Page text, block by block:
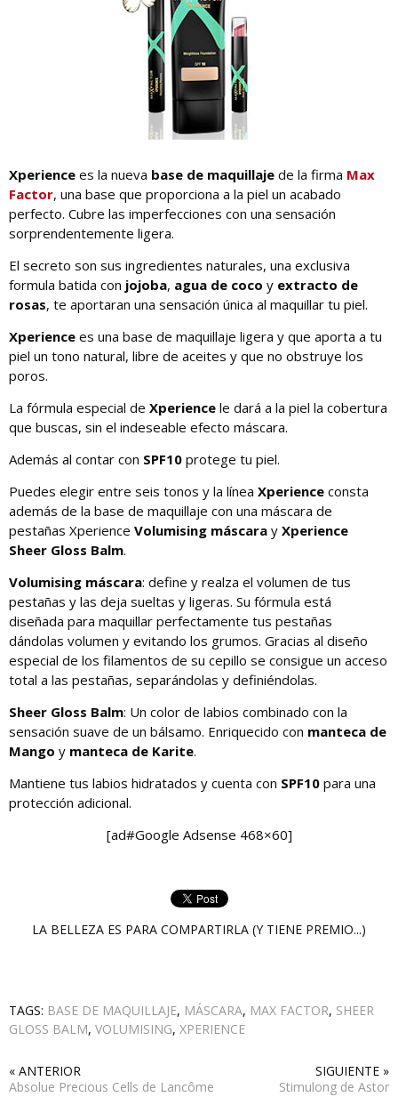
Xperience es la nueva base de maquillaje de la firma Max
Factor, una base que proporciona a la piel un acabado
perfecto. Cubre las imperfecciones con una sensación
sorprendentemente ligera.
El secreto son sus ingredientes naturales, una exclusiva
formula batida con jojoba, agua de coco y extracto de
rosas, te aportaran una sensación única al maquillar tu piel.
Xperience es una base de maquillaje ligera y que aporta a tu
piel un tono natural, libre de aceites y que no obstruye los
poros.
La fórmula especial de Xperience le dará a la piel la cobertura
que buscas, sin el indeseable efecto máscara.
Además al contar con SPF10 protege tu piel.
Puedes elegir entre seis tonos y la línea Xperience consta
además de la base de maquillaje con una máscara de
pestañas Xperience Volumising máscara y Xperience
Sheer Gloss Balm.
Volumising máscara: define y realza el volumen de tus
pestañas y las deja sueltas y ligeras. Su fórmula está
diseñada para maquillar perfectamente tus pestañas
dándolas volumen y evitando los grumos. Gracias al diseño
especial de los filamentos de su cepillo se consigue un acceso
total a las pestañas, separándolas y definiéndolas.
Sheer Gloss Balm: Un color de labios combinado con la
sensación suave de un bálsamo. Enriquecido con manteca de
Mango y manteca de Karite.
Mantiene tus labios hidratados y cuenta con SPF10 para una
protección adicional.
[ad#Google Adsense 468×60]
LA BELLEZA ES PARA COMPARTIRLA (Y TIENE PREMIO...)
TAGS: BASE DE MAQUILLAJE, MÁSCARA, MAX FACTOR, SHEER
GLOSS BALM, VOLUMISING, XPERIENCE
« ANTERIOR
Absolue Precious Cells de Lancôme
SIGUIENTE »
Stimulong de Astor